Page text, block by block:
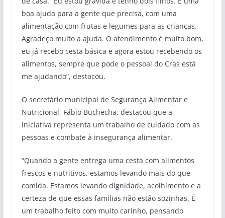
boa ajuda para a gente que precisa, com uma
alimentação com frutas e legumes para as crianças.
Agradeço muito a ajuda. O atendimento é muito bom,
eu já recebo cesta básica e agora estou recebendo os
alimentos, sempre que pode o pessoal do Cras está
me ajudando”, destacou.
O secretário municipal de Segurança Alimentar e
Nutricional, Fábio Buchecha, destacou que a
iniciativa representa um trabalho de cuidado com as
pessoas e combate à insegurança alimentar.
“Quando a gente entrega uma cesta com alimentos
frescos e nutritivos, estamos levando mais do que
comida. Estamos levando dignidade, acolhimento e a
certeza de que essas famílias não estão sozinhas. É
um trabalho feito com muito carinho, pensando